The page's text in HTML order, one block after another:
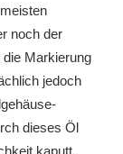
noch der
Markierung
jedoch
dieses Öl
kaputt.